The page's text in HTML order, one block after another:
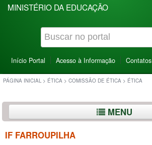
MINISTÉRIO DA EDUCAÇÃO
Início Portal Acesso à Informação Contatos
PÁGINA INICIAL > ÉTICA > COMISSÃO DE ÉTICA > ÉTICA
MENU
IF FARROUPILHA